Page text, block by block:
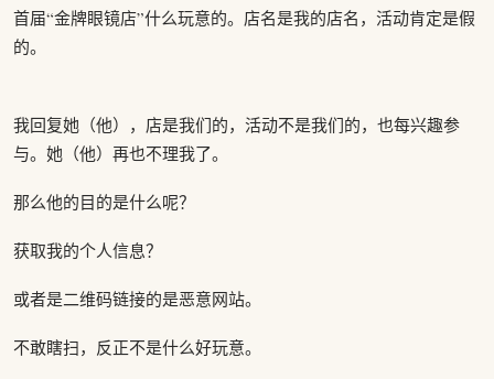
首届“金牌眼镜店”什么玩意的。店名是我的店名，活动肯定是假
的。
我回复她（他），店是我们的，活动不是我们的，也每兴趣参
与。她（他）再也不理我了。
那么他的目的是什么呢？
获取我的个人信息？
或者是二维码链接的是恶意网站。
不敢瞎扫，反正不是什么好玩意。